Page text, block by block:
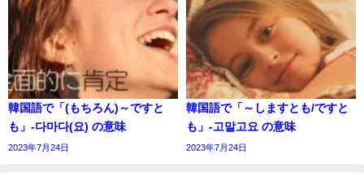
韓国語で「(もちろん)～ですと
も」-다마다(요) の意味
2023年7月24日
韓国語で「～しますとも/ですと
も」-고말고요 の意味
2023年7月24日